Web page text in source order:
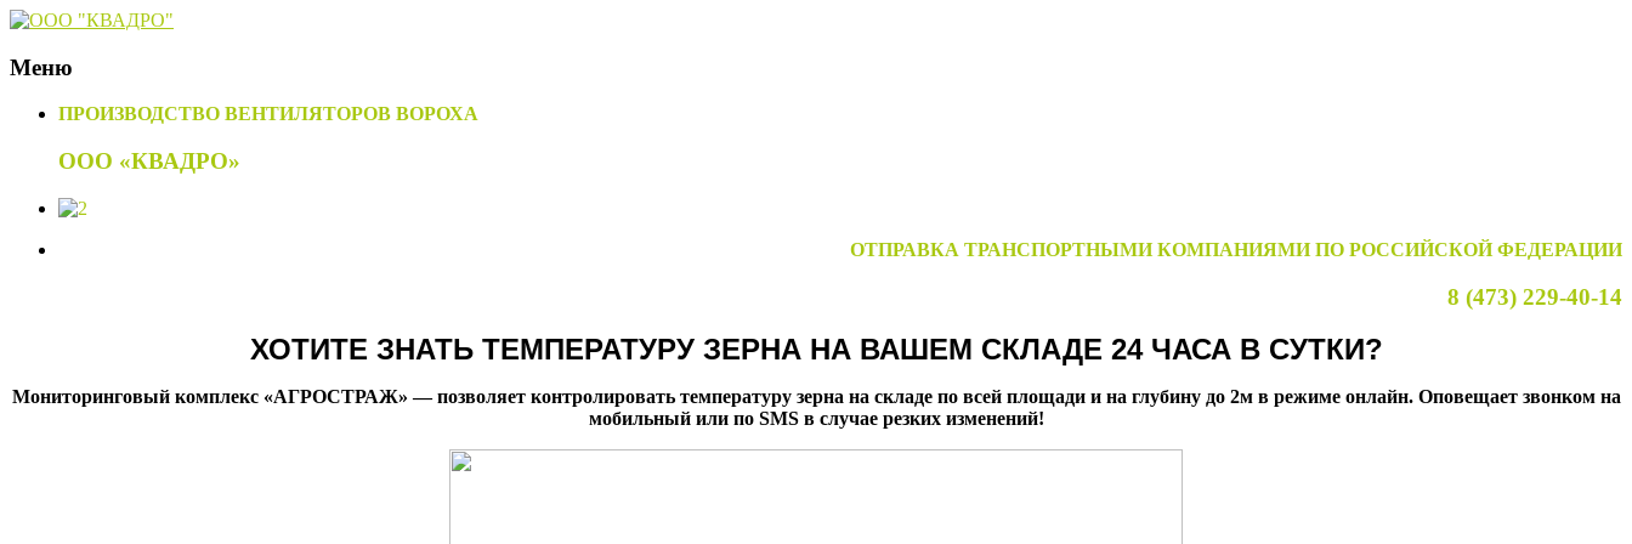
Меню
НаверхПРОИЗВОДСТВО ВЕНТИЛЯТОРОВ ВОРОХА
ООО «КВАДРО»
ОТПРАВКА ТРАНСПОРТНЫМИ КОМПАНИЯМИ ПО РОССИЙСКОЙ ФЕДЕРАЦИИ
8 (473) 229-40-14
ХОТИТЕ ЗНАТЬ ТЕМПЕРАТУРУ ЗЕРНА НА ВАШЕМ СКЛАДЕ 24 ЧАСА В СУТКИ?
Мониторинговый комплекс «АГРОСТРАЖ» — позволяет контролировать температуру зерна на складе по всей площади и на глубину до 2м в режиме онлайн. Оповещает звонком на
мобильный или по SMS в случае резких изменений!